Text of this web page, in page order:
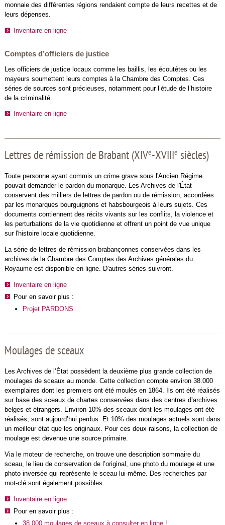
monnaie des différentes régions rendaient compte de leurs recettes et de
leurs dépenses.
Inventaire en ligne
Comptes d’officiers de justice
Les officiers de justice locaux comme les baillis, les écoutètes ou les
mayeurs soumettent leurs comptes à la Chambre des Comptes. Ces
séries de sources sont précieuses, notamment pour l’étude de l’histoire
de la criminalité.
Inventaire en ligne
Lettres de rémission de Brabant (XIVe-XVIIIe siècles)
Toute personne ayant commis un crime grave sous l'Ancien Régime
pouvait demander le pardon du monarque. Les Archives de l'État
conservent des milliers de lettres de pardon ou de rémission, accordées
par les monarques bourguignons et habsbourgeois à leurs sujets. Ces
documents contiennent des récits vivants sur les conflits, la violence et
les perturbations de la vie quotidienne et offrent un point de vue unique
sur l'histoire locale quotidienne.
La série de lettres de rémission brabançonnes conservées dans les
archives de la Chambre des Comptes des Archives générales du
Royaume est disponible en ligne. D'autres séries suivront.
Inventaire en ligne
Pour en savoir plus :
Projet PARDONS
Moulages de sceaux
Les Archives de l’État possèdent la deuxième plus grande collection de
moulages de sceaux au monde. Cette collection compte environ 38.000
exemplaires dont les premiers ont été moulés en 1864. Ils ont été réalisés
sur base des sceaux de chartes conservées dans des centres d’archives
belges et étrangers. Environ 10% des sceaux dont les moulages ont été
réalisés, sont aujourd’hui perdus. Et 10% des moulages actuels sont dans
un meilleur état que les originaux. Pour ces deux raisons, la collection de
moulage est devenue une source primaire.
Via le moteur de recherche, on trouve une description sommaire du
sceau, le lieu de conservation de l’original, une photo du moulage et une
photo inversée qui représente le sceau lui-même. Des recherches par
mot-clé sont également possibles.
Inventaire en ligne
Pour en savoir plus :
38.000 moulages de sceaux à consulter en ligne !